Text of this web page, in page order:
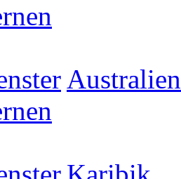
Australien